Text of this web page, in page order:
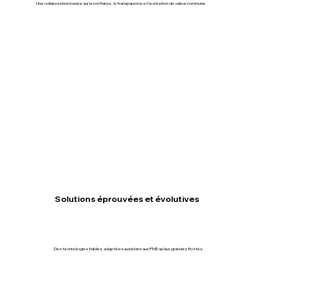
Une collaboration basée sur la confiance, la transparence et la création de valeur commune.
Solutions éprouvées et évolutives
Des technologies fiables, adaptées aussi bien aux PME qu’aux grandes flottes.